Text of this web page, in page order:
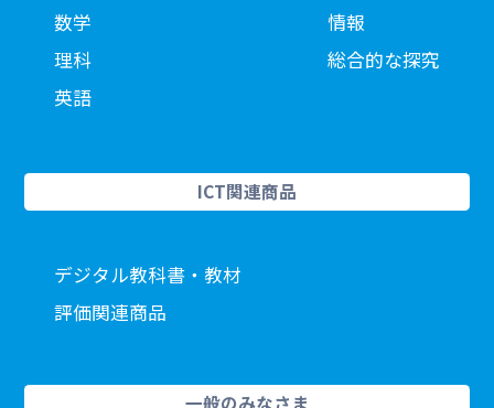
数学
理科
英語
情報
総合的な探究
ICT関連商品
デジタル教科書・教材
評価関連商品